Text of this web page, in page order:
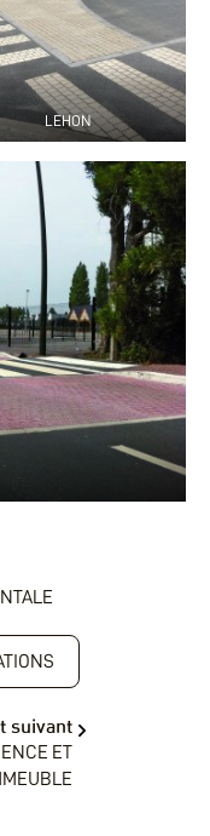
LEHON
suivant
ET